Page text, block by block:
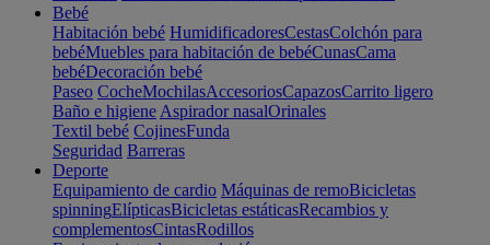
Bebé
Habitación bebé HumidificadoresCestasColchón para
bebéMuebles para habitación de bebéCunasCama
bebéDecoración bebé
Paseo CocheMochilasAccesoriosCapazosCarrito ligero
Baño e higiene Aspirador nasalOrinales
Textil bebé CojinesFunda
Seguridad Barreras
Deporte
Equipamiento de cardio Máquinas de remoBicicletas
spinningElípticasBicicletas estáticasRecambios y
complementosCintasRodillos